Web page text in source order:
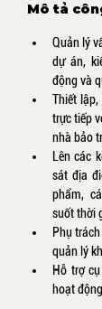
Mô tả
Quản lý
dự án,
động và
Thiết
trực tiếp
nhà bảo
Lên các
sát địa
phẩm,
suốt thời
Phụ
quản lý
Hỗ trợ
hoạt